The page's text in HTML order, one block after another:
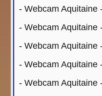
- Webcam Aquitaine
- Webcam Aquitaine
- Webcam Aquitaine
- Webcam Aquitaine
- Webcam Aquitaine